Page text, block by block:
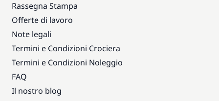
Rassegna Stampa
Offerte di lavoro
Note legali
Termini e Condizioni Crociera
Termini e Condizioni Noleggio
FAQ
Il nostro blog